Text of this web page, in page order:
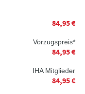
84,95 €
Vorzugspreis*
84,95 €
IHA Mitglieder
84,95 €